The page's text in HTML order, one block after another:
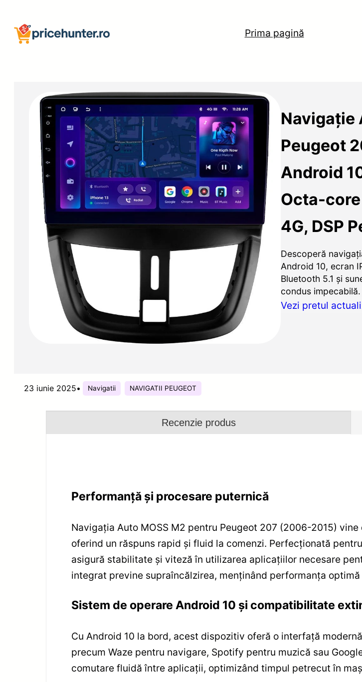
conținut
Prima pagină
Navigație
Peugeot
Android
Octa-core
4G, DSP
Descoperă
Android 10, ecran
Bluetooth 5.1 și
condus impecabilă.
Vezi pretul
23 iunie 2025• Navigatii NAVIGATII PEUGEOT
Recenzie produs
Performanță și procesare puternică
Navigația Auto MOSS M2 pentru Peugeot 207 (2006-2015)
oferind un răspuns rapid și fluid la comenzi. Perfecționată
asigură stabilitate și viteză în utilizarea aplicațiilor necesare
integrat previne supraîncălzirea, menținând performanța
Sistem de operare Android 10 și compatibilitate
Cu Android 10 la bord, acest dispozitiv oferă o interfață
precum Waze pentru navigare, Spotify pentru muzică sau
comutare fluidă între aplicații, optimizând timpul petrecut în